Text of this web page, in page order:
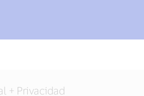
+ Privacidad